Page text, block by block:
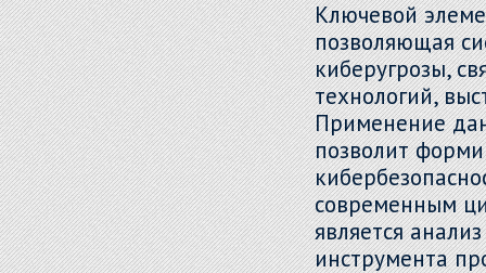
Ключевой
позволяющая
киберугрозы,
технологий,
Применение
позволит
современным
является
инструмента